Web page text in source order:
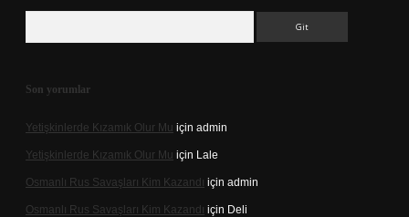
Son yorumlar
Yetişkinlerde Kızamık Olur Mu için admin
Yetişkinlerde Kızamık Olur Mu için Lale
Osmanlı Rus Savaşları Kim Kazandı için admin
Osmanlı Rus Savaşları Kim Kazandı için Deli